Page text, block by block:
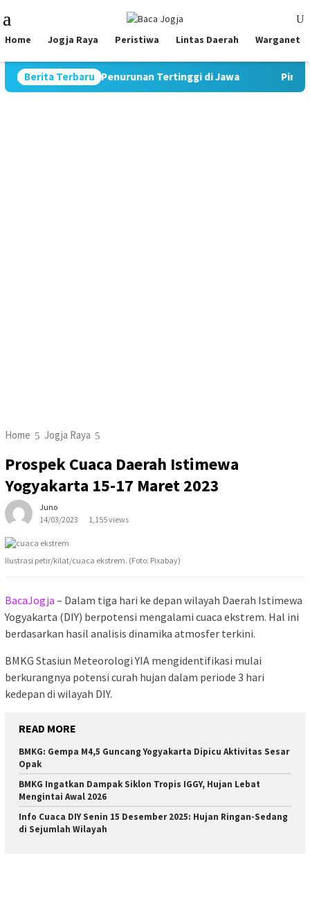
to
content
Menu
Home Jogja Raya Peristiwa Lintas Daerah Warganet
Berita Terbaru
Rekor Penurunan Tertinggi di Jawa Pimpin Strategi
Home Jogja Raya
Prospek Cuaca Daerah Istimewa
Yogyakarta 15-17 Maret 2023
Juno
14/03/2023
1,155 views
Ilustrasi petir/kilat/cuaca ekstrem. (Foto: Pixabay)
BacaJogja – Dalam tiga hari ke depan wilayah Daerah Istimewa
Yogyakarta (DIY) berpotensi mengalami cuaca ekstrem. Hal ini
berdasarkan hasil analisis dinamika atmosfer terkini.
BMKG Stasiun Meteorologi YIA mengidentifikasi mulai
berkurangnya potensi curah hujan dalam periode 3 hari
kedepan di wilayah DIY.
READ MORE
BMKG: Gempa M4,5 Guncang Yogyakarta Dipicu Aktivitas Sesar
Opak
BMKG Ingatkan Dampak Siklon Tropis IGGY, Hujan Lebat
Mengintai Awal 2026
Info Cuaca DIY Senin 15 Desember 2025: Hujan Ringan-Sedang
di Sejumlah Wilayah